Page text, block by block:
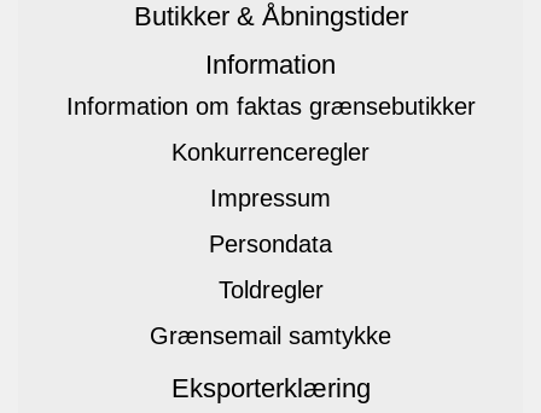
Butikker & Åbningstider
Information
Information om faktas grænsebutikker
Konkurrenceregler
Impressum
Persondata
Toldregler
Grænsemail samtykke
Eksporterklæring